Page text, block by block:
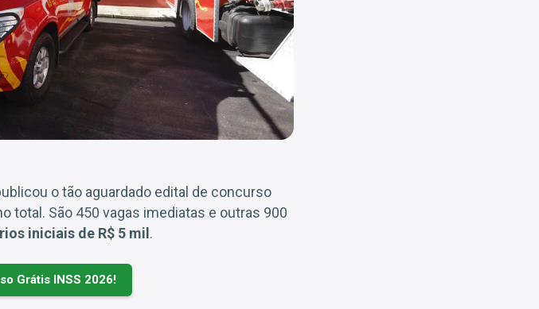
o tão aguardado edital de concurso
total. São 450 vagas imediatas e outras 900
iniciais de R$ 5 mil.
Grátis INSS 2026!